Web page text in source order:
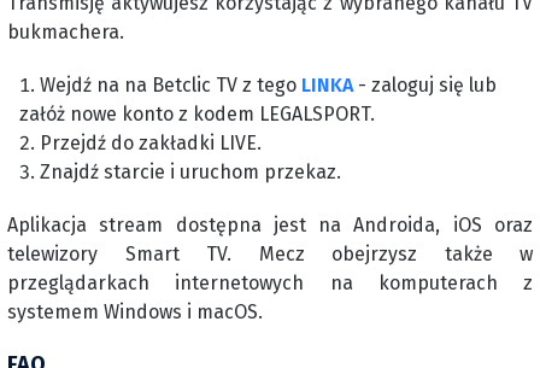
bukmachera.
Wejdź na na Betclic TV z tego LINKA- zaloguj się lub
załóż nowe konto z kodem LEGALSPORT.
Przejdź do zakładki LIVE.
Znajdź starcie i uruchom przekaz.
Aplikacja stream dostępna jest na Androida, iOS oraz
telewizory Smart TV. Mecz obejrzysz także w
przeglądarkach internetowych na komputerach z
systemem Windows i macOS.